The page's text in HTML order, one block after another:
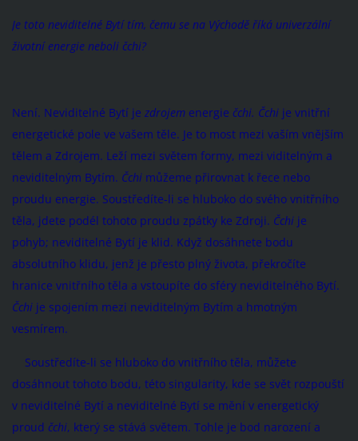
Je toto neviditelné Bytí tím, čemu se na Východě říká univerzální
životní energie neboli čchi?
Není. Neviditelné Bytí je zdrojemenergie čchi. Čchije vnitřní
energetické pole ve vašem těle. Je to most mezi vaším vnějším
tělem a Zdrojem. Leží mezi světem formy, mezi viditelným a
neviditelným Bytím. Čchimůžeme přirovnat k řece nebo
proudu energie. Soustředíte-li se hluboko do svého vnitřního
těla, jdete podél tohoto proudu zpátky ke Zdroji. Čchije
pohyb; neviditelné Bytí je klid. Když dosáhnete bodu
absolutního klidu, jenž je přesto plný života, překročíte
hranice vnitřního těla a vstoupíte do sféry neviditelného Bytí.
Čchije spojením mezi neviditelným Bytím a hmotným
vesmírem.
Soustředíte-li se hluboko do vnitřního těla, můžete
dosáhnout tohoto bodu, této singularity, kde se svět rozpouští
v neviditelné Bytí a neviditelné Bytí se mění v energetický
proud čchi, který se stává světem. Tohle je bod narození a